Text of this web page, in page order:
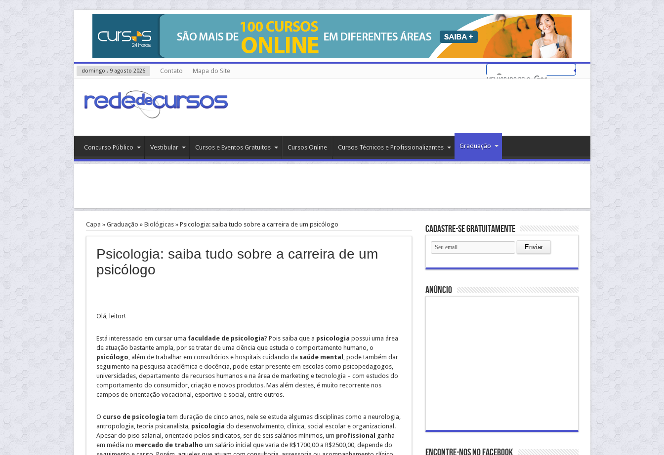
domingo , 9 agosto 2026 Contato Mapa do Site
Concurso Público Vestibular Cursos e Eventos Gratuitos Cursos Online Cursos Técnicos e Profissionalizantes Graduação
Capa » Graduação » Biológicas» Psicologia: saiba tudo sobre a carreira de um psicólogo
Psicologia: saiba tudo sobre a carreira de um
psicólogo
Olá, leitor!
Está interessado em cursar uma faculdade de psicologia? Pois saiba que a psicologia possui uma área
de atuação bastante ampla, por se tratar de uma ciência que estuda o comportamento humano, o
psicólogo, além de trabalhar em consultórios e hospitais cuidando da saúde mental , pode também dar
seguimento na pesquisa acadêmica e docência, pode estar presente em escolas como psicopedagogos,
universidades, departamento de recursos humanos e na área de marketing e tecnologia – com estudos do
comportamento do consumidor, criação e novos produtos. Mas além destes, é muito recorrente nos
campos de orientação vocacional, esportivo e social, entre outros.
O curso de psicologia tem duração de cinco anos, nele se estuda algumas disciplinas como a neurologia,
antropologia, teoria psicanalista, psicologia do desenvolvimento, clínica, social escolar e organizacional.
Apesar do piso salarial, orientado pelos sindicatos, ser de seis salários mínimos, um profissional ganha
em média no mercado de trabalho um salário inicial que varia de R$1700,00 a R$2500,00, depende do
Cadastre-se gratuitamente
anúncio
Encontre-nos no Facebook